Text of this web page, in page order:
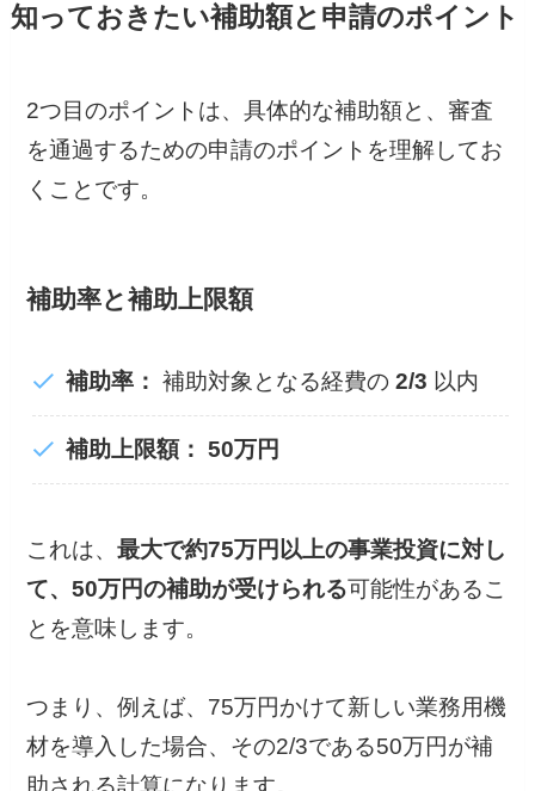
知っておきたい補助額と申請のポイント
2つ目のポイントは、具体的な補助額と、審査
を通過するための申請のポイントを理解してお
くことです。
補助率と補助上限額
補助率： 補助対象となる経費の2/3 以内
補助上限額： 50万円
これは、最大で約75万円以上の事業投資に対し
て、50万円の補助が受けられる可能性があるこ
とを意味します。
つまり、例えば、75万円かけて新しい業務用機
材を導入した場合、その2/3である50万円が補
助される計算になります。